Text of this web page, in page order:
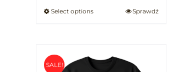
Select options Sprawdź
SALE!